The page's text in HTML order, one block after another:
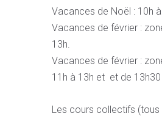
Vacances de Noël : 10h à
Vacances de février :
13h.
Vacances de février :
11h à 13h et et de
Les cours collectifs (tous